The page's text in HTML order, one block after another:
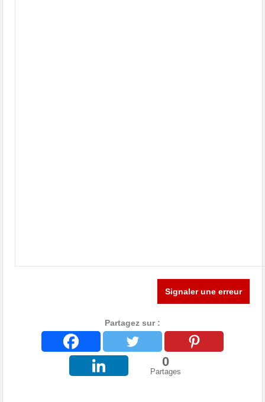
Signaler une erreur
Partagez sur :
0
Partages